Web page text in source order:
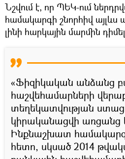
Նշվում է, որ ՊԵԿ-ում
համակարգի շնորհիվ այլևս
լինի հարկային մարմին
«Ֆիզիկական անձանց
հաշվեհամարների
տեղեկատվության
կիրականացվի առցանց
Ինքնաշխատ
հետո, սկսած 2014